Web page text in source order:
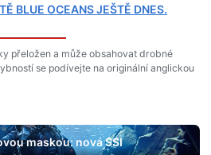
BLUE OCEANS JEŠTĚ DNES.
přeložen a může obsahovat drobné
se podívejte na originální anglickou
maskou: nová SSI